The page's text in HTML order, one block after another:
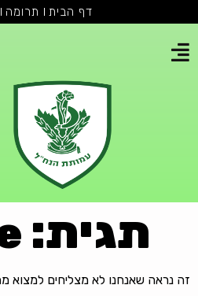
דף הבית תרומה
תגית: place
זה נראה שאנחנו לא מצליחים למצוא